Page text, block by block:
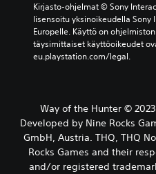
Kirjasto-ohjelmat © Sony
lisensoitu yksinoikeudella Sony
Europelle. Käyttö on
täysimittaiset käyttöoikeudet
eu.playstation.com/legal.
Way of the Hunter ©
Developed by Nine Rocks
GmbH, Austria. THQ, THQ
Rocks Games and their
and/or registered